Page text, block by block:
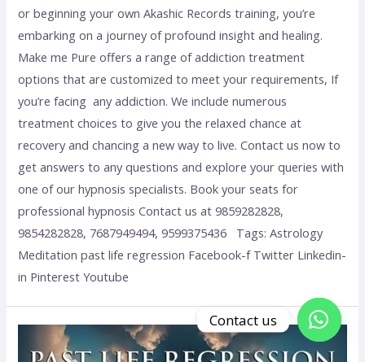
or beginning your own Akashic Records training, you’re
embarking on a journey of profound insight and healing.
Make me Pure offers a range of addiction treatment
options that are customized to meet your requirements, If
you’re facing any addiction. We include numerous
treatment choices to give you the relaxed chance at
recovery and chancing a new way to live. Contact us now to
get answers to any questions and explore your queries with
one of our hypnosis specialists. Book your seats for
professional hypnosis Contact us at 9859282828,
9854282828, 7687949494, 9599375436 Tags: Astrology
Meditation past life regression Facebook-f Twitter Linkedin-
in Pinterest Youtube
Contact us
Open